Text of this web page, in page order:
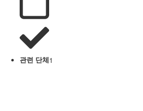
관련 단체1